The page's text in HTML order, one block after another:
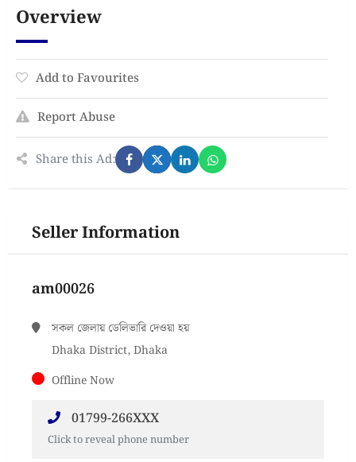
Overview
Add to Favourites
Report Abuse
Share this Ad:
Seller Information
am00026
সকল জেলায় ডেলিভারি দেওয়া হয়
Dhaka District, Dhaka
Offline Now
01799-266XXX
Click to reveal phone number